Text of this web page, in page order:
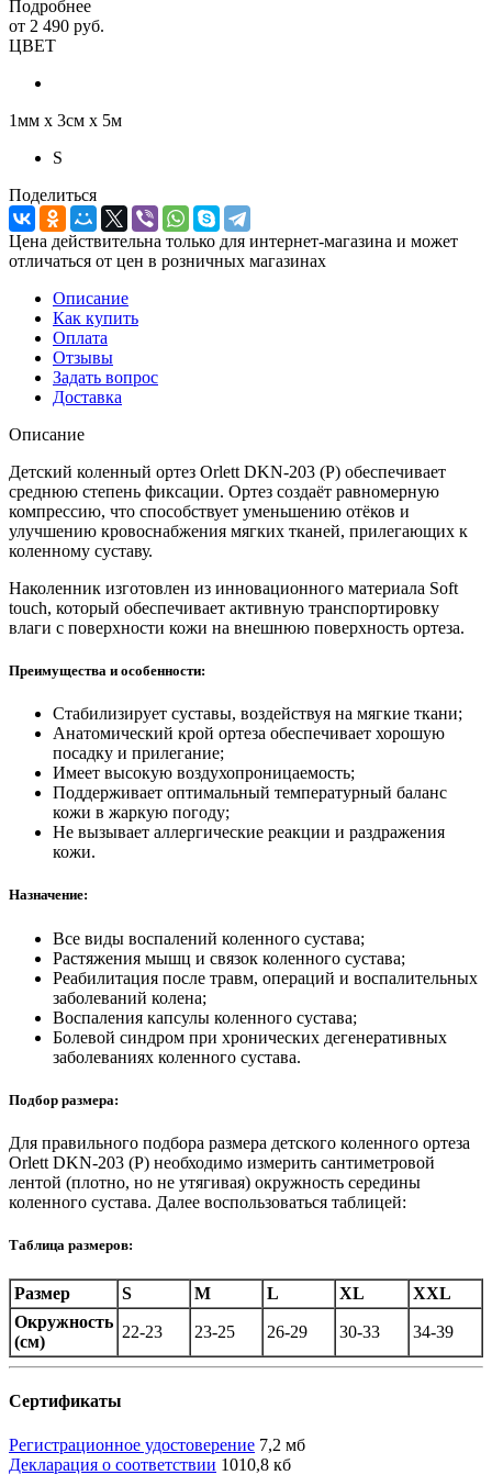
Подробнее
от 2 490 руб.
ЦВЕТ
1мм х 3см х 5м
S
Поделиться
Цена действительна только для интернет-магазина и может
отличаться от цен в розничных магазинах
Описание
Как купить
Оплата
Отзывы
Задать вопрос
Доставка
Описание
Детский коленный ортез Orlett DKN-203 (P) обеспечивает
среднюю степень фиксации. Ортез создаёт равномерную
компрессию, что способствует уменьшению отёков и
улучшению кровоснабжения мягких тканей, прилегающих к
коленному суставу.
Наколенник изготовлен из инновационного материала Soft
touch, который обеспечивает активную транспортировку
влаги с поверхности кожи на внешнюю поверхность ортеза.
Преимущества и особенности:
Стабилизирует суставы, воздействуя на мягкие ткани;
Анатомический крой ортеза обеспечивает хорошую
посадку и прилегание;
Имеет высокую воздухопроницаемость;
Поддерживает оптимальный температурный баланс
кожи в жаркую погоду;
Не вызывает аллергические реакции и раздражения
кожи.
Назначение:
Все виды воспалений коленного сустава;
Растяжения мышц и связок коленного сустава;
Реабилитация после травм, операций и воспалительных
заболеваний колена;
Воспаления капсулы коленного сустава;
Болевой синдром при хронических дегенеративных
заболеваниях коленного сустава.
Подбор размера:
Для правильного подбора размера детского коленного ортеза
Orlett DKN-203 (P) необходимо измерить сантиметровой
лентой (плотно, но не утягивая) окружность середины
коленного сустава. Далее воспользоваться таблицей:
Таблица размеров:
Размер S M L XL
XXL
Окружность
(см)
22-23 23-25 26-29 30-33 34-39
Сертификаты
Регистрационное удостоверение 7,2 мб
Декларация о соответствии 1010,8 кб